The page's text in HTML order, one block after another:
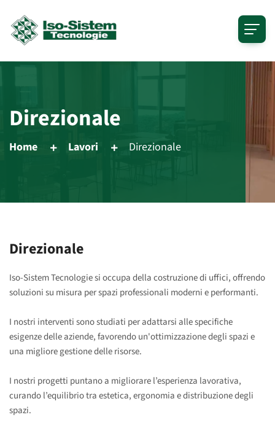
Direzionale
Home Lavori Direzionale
Direzionale
Iso-Sistem Tecnologie si occupa della costruzione di uffici, offrendo
soluzioni su misura per spazi professionali moderni e performanti.
I nostri interventi sono studiati per adattarsi alle specifiche
esigenze delle aziende, favorendo un'ottimizzazione degli spazi e
una migliore gestione delle risorse.
I nostri progetti puntano a migliorare l’esperienza lavorativa,
curando l’equilibrio tra estetica, ergonomia e distribuzione degli
spazi.